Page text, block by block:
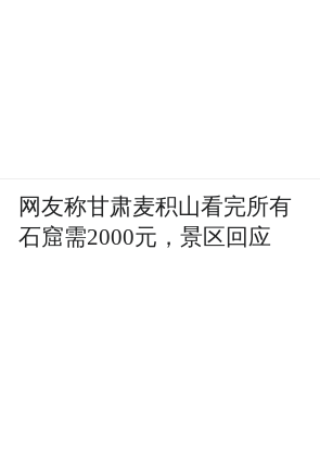
网友称甘肃麦积山看完所有
石窟需2000元，景区回应